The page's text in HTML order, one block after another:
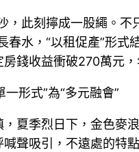
，此刻擰成一股繩。
春水，“以租促產”形
錢收益衝破270萬元
一形式”為“多元融會”
夏季烈日下，金色麥
喊聲吸引，不遠處的特